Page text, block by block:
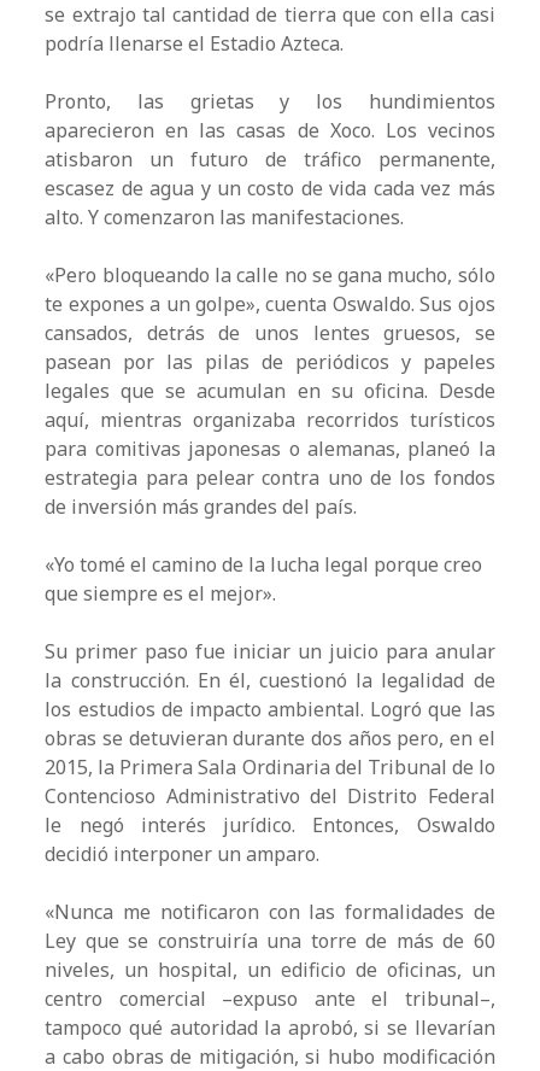
se extrajo tal cantidad de tierra que con ella casi
podría llenarse el Estadio Azteca.
Pronto, las grietas y los hundimientos
aparecieron en las casas de Xoco. Los vecinos
atisbaron un futuro de tráfico permanente,
escasez de agua y un costo de vida cada vez más
alto. Y comenzaron las manifestaciones.
«Pero bloqueando la calle no se gana mucho, sólo
te expones a un golpe», cuenta Oswaldo. Sus ojos
cansados, detrás de unos lentes gruesos, se
pasean por las pilas de periódicos y papeles
legales que se acumulan en su oficina. Desde
aquí, mientras organizaba recorridos turísticos
para comitivas japonesas o alemanas, planeó la
estrategia para pelear contra uno de los fondos
de inversión más grandes del país.
«Yo tomé el camino de la lucha legal porque creo
que siempre es el mejor».
Su primer paso fue iniciar un juicio para anular
la construcción. En él, cuestionó la legalidad de
los estudios de impacto ambiental. Logró que las
obras se detuvieran durante dos años pero, en el
2015, la Primera Sala Ordinaria del Tribunal de lo
Contencioso Administrativo del Distrito Federal
le negó interés jurídico. Entonces, Oswaldo
decidió interponer un amparo.
«Nunca me notificaron con las formalidades de
Ley que se construiría una torre de más de 60
niveles, un hospital, un edificio de oficinas, un
centro comercial –expuso ante el tribunal–,
tampoco qué autoridad la aprobó, si se llevarían
a cabo obras de mitigación, si hubo modificación